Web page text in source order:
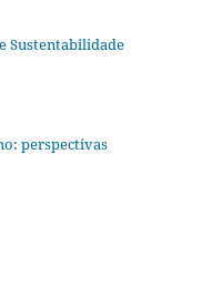
Sustentabilidade
perspectivas